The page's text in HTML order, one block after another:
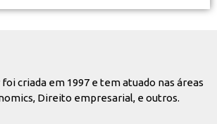
criada em 1997 e tem atuado nas áreas
Direito empresarial, e outros.